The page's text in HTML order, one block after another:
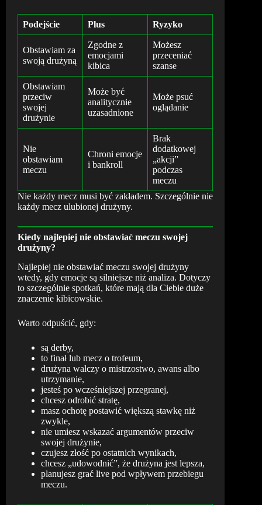
Podejście Plus Ryzyko
Obstawiam za
swoją drużyną
Zgodne z
emocjami
kibica
Możesz
przeceniać
szanse
Obstawiam
przeciw
swojej
drużynie
Może być
analitycznie
uzasadnione
Może psuć
oglądanie
Nie
obstawiam
meczu
Chroni emocje
i bankroll
Brak
dodatkowej
„akcji”
podczas
meczu
Nie każdy mecz musi być zakładem. Szczególnie nie
każdy mecz ulubionej drużyny.
Kiedy najlepiej nie obstawiać meczu swojej
drużyny?
Najlepiej nie obstawiać meczu swojej drużyny
wtedy, gdy emocje są silniejsze niż analiza. Dotyczy
to szczególnie spotkań, które mają dla Ciebie duże
znaczenie kibicowskie.
Warto odpuścić, gdy:
są derby,
to finał lub mecz o trofeum,
drużyna walczy o mistrzostwo, awans albo
utrzymanie,
jesteś po wcześniejszej przegranej,
chcesz odrobić stratę,
masz ochotę postawić większą stawkę niż
zwykle,
nie umiesz wskazać argumentów przeciw
swojej drużynie,
czujesz złość po ostatnich wynikach,
chcesz „udowodnić”, że drużyna jest lepsza,
planujesz grać live pod wpływem przebiegu
meczu.